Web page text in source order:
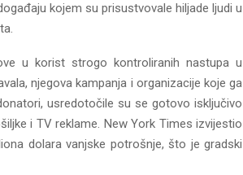
kojem su prisustvovale hiljade ljudi u
u korist strogo kontroliranih nastupa u
njegova kampanja i organizacije koje ga
usredotočile su se gotovo isključivo
i TV reklame. New York Times izvijestio
dolara vanjske potrošnje, što je gradski